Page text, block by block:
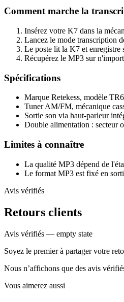
Comment marche la
Insérez votre K7 dans la
Lancez le mode transcription
Le poste lit la K7 et enregistre
Récupérez le MP3 sur
Spécifications
Marque Retekess, modèle
Tuner AM/FM, mécanique
Sortie son via haut-parleur
Double alimentation : secteur
Limites à connaître
La qualité MP3 dépend de
Le format MP3 est fixé en
Avis vérifiés
Retours clients
Avis vérifiés — empty state
Soyez le premier à partager votre
Nous n’affichons que des avis
Vous aimerez aussi